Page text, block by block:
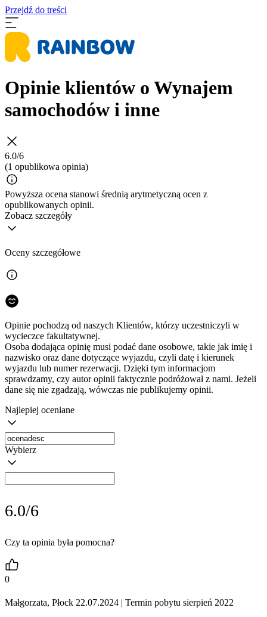
Przejdź do treści
Opinie klientów o Wynajem
samochodów i inne
6.0/6
(1 opublikowa opinia)
Powyższa ocena stanowi średnią arytmetyczną ocen z
opublikowanych opinii.
Zobacz szczegóły
Oceny szczegółowe
Opinie pochodzą od naszych Klientów, którzy uczestniczyli w
wycieczce fakultatywnej.
Osoba dodająca opinię musi podać dane osobowe, takie jak imię i
nazwisko oraz dane dotyczące wyjazdu, czyli datę i kierunek
wyjazdu lub numer rezerwacji. Dzięki tym informacjom
sprawdzamy, czy autor opinii faktycznie podróżował z nami. Jeżeli
dane się nie zgadzają, wówczas nie publikujemy opinii.
Najlepiej oceniane
Wybierz
6.0/6
Czy ta opinia była pomocna?
0
Małgorzata, Płock 22.07.2024 | Termin pobytu sierpień 2022